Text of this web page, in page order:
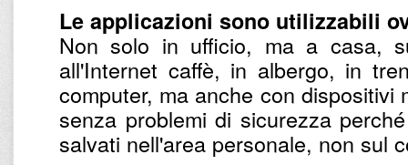
Le applicazioni sono utilizzabili
Non solo in ufficio, ma a casa,
all'Internet caffè, in albergo, in
computer, ma anche con dispositivi
senza problemi di sicurezza
salvati nell'area personale, non sul